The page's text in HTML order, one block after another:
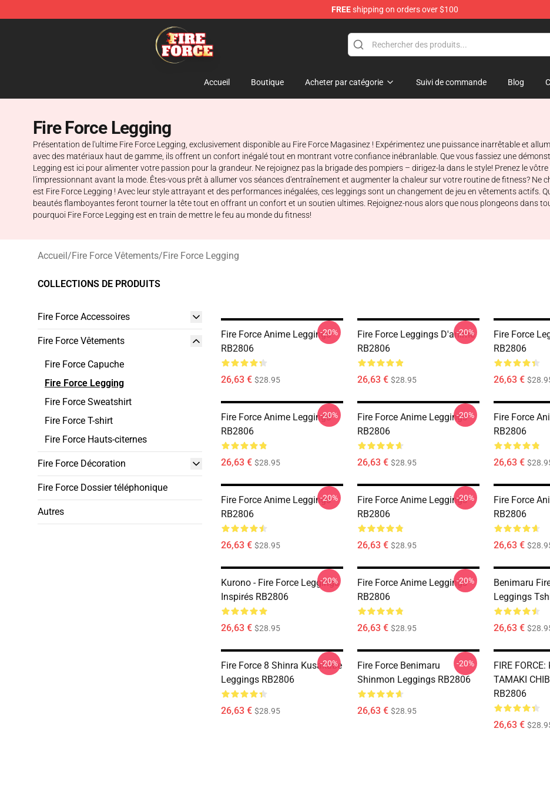
FREEshipping on orders over $100
Fire Force Store - Official Fire Force Merchandise Shop
Accueil Boutique Acheter par catégorie Suivi de commande Blog
Fire Force Legging
Présentation de l'ultime Fire Force Legging, exclusivement disponible au Fire Force Magasinez ! Expérimentez une puissance inarrêtable et
avec des matériaux haut de gamme, ils offrent un confort inégalé tout en montrant votre confiance inébranlable. Que vous fassiez une
Legging est ici pour alimenter votre passion pour la grandeur. Ne rejoignez pas la brigade des pompiers – dirigez-la dans le style! Prenez le
l'impressionnant avant la mode. Êtes-vous prêt à allumer vos séances d'entraînement et augmenter la chaleur sur votre routine de fitness? Ne
est Fire Force Legging ! Avec leur style attrayant et des performances inégalées, ces leggings sont un changement de jeu en vêtements actifs.
beautés flamboyantes feront tourner la tête tout en offrant un confort et un soutien ultimes. Rejoignez-nous alors que nous plongeons dans
pourquoi Fire Force Legging est en train de mettre le feu au monde du fitness!
Accueil/Fire Force Vêtements/Fire Force Legging
COLLECTIONS DE PRODUITS
Fire Force Accessoires
Fire Force Vêtements
Fire Force Capuche
Fire Force Legging
Fire Force Sweatshirt
Fire Force T-shirt
Fire Force Hauts-citernes
Fire Force Décoration
Fire Force Dossier téléphonique
Autres
Fire Force Anime Leggings
RB2806
26,63 € $28.95
-20%
Fire Force Leggings D'anime
RB2806
26,63 € $28.95
-20%
Fire Force
RB2806
26,63 €
Fire Force Anime Leggings
RB2806
26,63 € $28.95
-20%
Fire Force Anime Leggings
RB2806
26,63 € $28.95
-20%
Fire Force
RB2806
26,63 €
Fire Force Anime Leggings
RB2806
26,63 € $28.95
-20%
Fire Force Anime Leggings
RB2806
26,63 € $28.95
-20%
Fire Force
RB2806
26,63 €
Kurono - Fire Force Leggings
Inspirés RB2806
26,63 € $28.95
-20%
Fire Force Anime Leggings
RB2806
26,63 € $28.95
-20%
Benimaru
Leggings
26,63 €
Fire Force 8 Shinra Kusakabe
Leggings RB2806
26,63 € $28.95
-20%
Fire Force Benimaru
Shinmon Leggings RB2806
26,63 € $28.95
-20%
FIRE FORCE:
TAMAKI
RB2806
26,63 €